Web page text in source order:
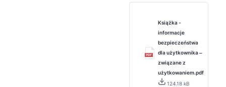
Książka -
informacje
bezpieczeństwa
dla użytkownika ‒
związane z
użytkowaniem.pdf
124.18 kB